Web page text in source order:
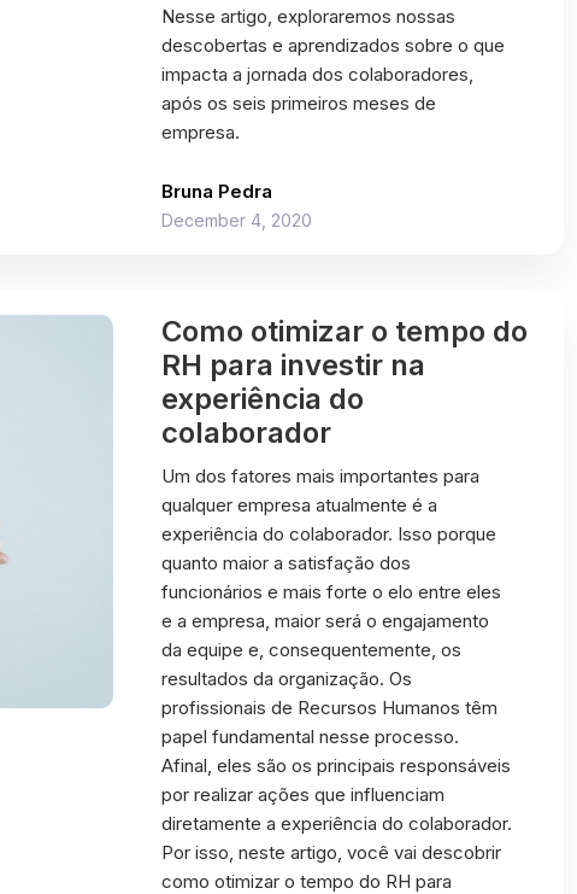
Nesse artigo, exploraremos nossas
descobertas e aprendizados sobre o que
impacta a jornada dos colaboradores,
após os seis primeiros meses de
empresa.
Bruna Pedra
December 4, 2020
Como otimizar o tempo do
RH para investir na
experiência do
colaborador
Um dos fatores mais importantes para
qualquer empresa atualmente é a
experiência do colaborador. Isso porque
quanto maior a satisfação dos
funcionários e mais forte o elo entre eles
e a empresa, maior será o engajamento
da equipe e, consequentemente, os
resultados da organização. Os
profissionais de Recursos Humanos têm
papel fundamental nesse processo.
Afinal, eles são os principais responsáveis
por realizar ações que influenciam
diretamente a experiência do colaborador.
Por isso, neste artigo, você vai descobrir
como otimizar o tempo do RH para